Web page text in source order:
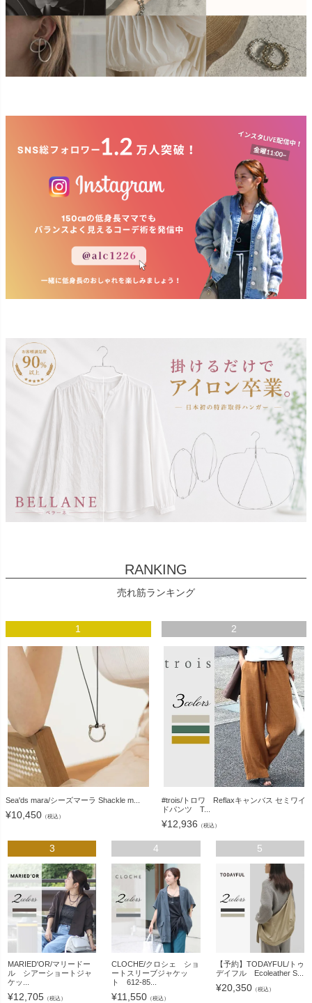
RANKING
売れ筋ランキング
1
Sea'ds mara/シーズマーラ Shackle m...
¥10,450 （税込）
2
#trois/トロワ Reflaxキャンバス セミワイ
ドパンツ T...
¥12,936 （税込）
3
MARIED'OR/マリードー
ル シアーショートジャ
ケッ...
¥12,705 （税込）
4
CLOCHE/クロシェ ショ
ートスリーブジャケッ
ト 612-85...
¥11,550 （税込）
5
【予約】TODAYFUL/トゥ
デイフル Ecoleather S...
¥20,350（税込）